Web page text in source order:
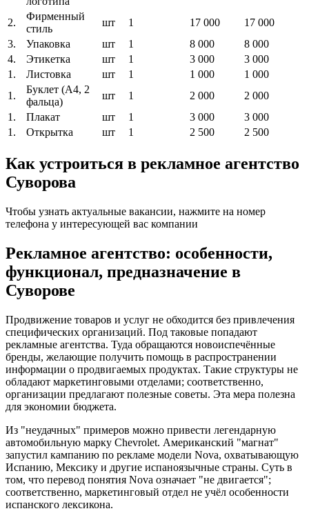
2.
Фирменный
стиль
шт 1 17 000
17 000
3.
Упаковка шт 1 8 000
8 000
4.
Этикетка шт 1 3 000
3 000
1.
Листовка шт 1 1 000
1 000
1.
Буклет (A4, 2
фальца)
шт 1 2 000
2 000
1.
Плакат шт 1 3 000
3 000
1.
Открытка шт 1 2 500 2 500
Как устроиться в рекламное агентство
Суворова
Чтобы узнать актуальные вакансии, нажмите на номер
телефона у интересующей вас компании
Рекламное агентство: особенности,
функционал, предназначение в
Суворове
Продвижение товаров и услуг не обходится без привлечения
специфических организаций. Под таковые попадают
рекламные агентства. Туда обращаются новоиспечённые
бренды, желающие получить помощь в распространении
информации о продвигаемых продуктах. Такие структуры не
обладают маркетинговыми отделами; соответственно,
организации предлагают полезные советы. Эта мера полезна
для экономии бюджета.
Из "неудачных" примеров можно привести легендарную
автомобильную марку Chevrolet. Американский "магнат"
запустил кампанию по рекламе модели Nova, охватывающую
Испанию, Мексику и другие испаноязычные страны. Суть в
том, что перевод понятия Nova означает "не двигается";
соответственно, маркетинговый отдел не учёл особенности
испанского лексикона.